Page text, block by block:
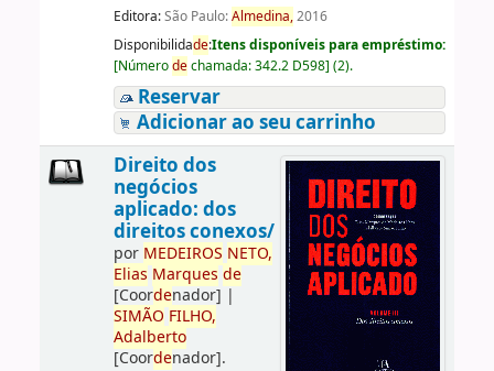
Editora:São Paulo:Almedina,2016
Disponibilidade:Itens disponíveis para empréstimo:
[Númerodechamada:342.2 D598] (2).
Reservar
Adicionar ao seu carrinho
Direito dos
negócios
aplicado: dos
direitos conexos/
por MEDEIROS NETO,
Elias Marques de
[Coordenador] |
SIMÃO FILHO,
Adalberto
[Coordenador].